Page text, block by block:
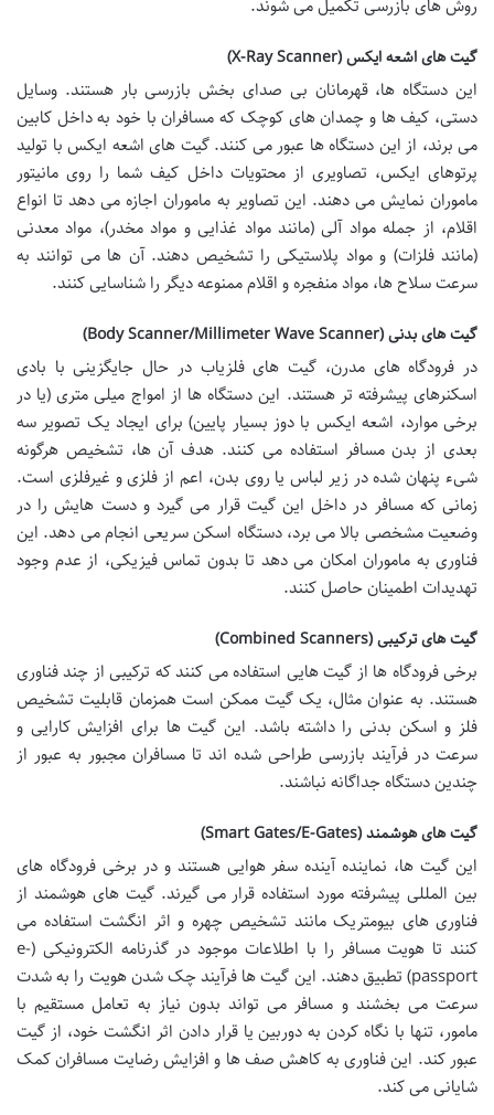
روش های بازرسی تکمیل می شوند.
گیت های اشعه ایکس (X-Ray Scanner)
این دستگاه ها، قهرمانان بی صدای بخش بازرسی بار هستند. وسایل
دستی، کیف ها و چمدان های کوچک که مسافران با خود به داخل کابین
می برند، از این دستگاه ها عبور می کنند. گیت های اشعه ایکس با تولید
پرتوهای ایکس، تصاویری از محتویات داخل کیف شما را روی مانیتور
ماموران نمایش می دهند. این تصاویر به ماموران اجازه می دهد تا انواع
اقلام، از جمله مواد آلی (مانند مواد غذایی و مواد مخدر)، مواد معدنی
(مانند فلزات) و مواد پلاستیکی را تشخیص دهند. آن ها می توانند به
سرعت سلاح ها، مواد منفجره و اقلام ممنوعه دیگر را شناسایی کنند.
گیت های بدنی (Body Scanner/Millimeter Wave Scanner)
در فرودگاه های مدرن، گیت های فلزیاب در حال جایگزینی با بادی
اسکنرهای پیشرفته تر هستند. این دستگاه ها از امواج میلی متری (یا در
برخی موارد، اشعه ایکس با دوز بسیار پایین) برای ایجاد یک تصویر سه
بعدی از بدن مسافر استفاده می کنند. هدف آن ها، تشخیص هرگونه
شیء پنهان شده در زیر لباس یا روی بدن، اعم از فلزی و غیرفلزی است.
زمانی که مسافر در داخل این گیت قرار می گیرد و دست هایش را در
وضعیت مشخصی بالا می برد، دستگاه اسکن سریعی انجام می دهد. این
فناوری به ماموران امکان می دهد تا بدون تماس فیزیکی، از عدم وجود
تهدیدات اطمینان حاصل کنند.
گیت های ترکیبی (Combined Scanners)
برخی فرودگاه ها از گیت هایی استفاده می کنند که ترکیبی از چند فناوری
هستند. به عنوان مثال، یک گیت ممکن است همزمان قابلیت تشخیص
فلز و اسکن بدنی را داشته باشد. این گیت ها برای افزایش کارایی و
سرعت در فرآیند بازرسی طراحی شده اند تا مسافران مجبور به عبور از
چندین دستگاه جداگانه نباشند.
گیت های هوشمند (Smart Gates/E-Gates)
این گیت ها، نماینده آینده سفر هوایی هستند و در برخی فرودگاه های
بین المللی پیشرفته مورد استفاده قرار می گیرند. گیت های هوشمند از
فناوری های بیومتریک مانند تشخیص چهره و اثر انگشت استفاده می
کنند تا هویت مسافر را با اطلاعات موجود در گذرنامه الکترونیکی (e-
passport) تطبیق دهند. این گیت ها فرآیند چک شدن هویت را به شدت
سرعت می بخشند و مسافر می تواند بدون نیاز به تعامل مستقیم با
مامور، تنها با نگاه کردن به دوربین یا قرار دادن اثر انگشت خود، از گیت
عبور کند. این فناوری به کاهش صف ها و افزایش رضایت مسافران کمک
شایانی می کند.